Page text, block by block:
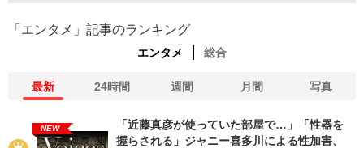
「エンタメ」記事のランキング
エンタメ 総合
最新 24時間 週間 月間 写真
NEW
「近藤真彦が使っていた部屋で…」「性器を
握らされる」ジャニー喜多川による性加害、